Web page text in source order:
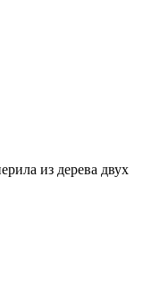
из дерева двух